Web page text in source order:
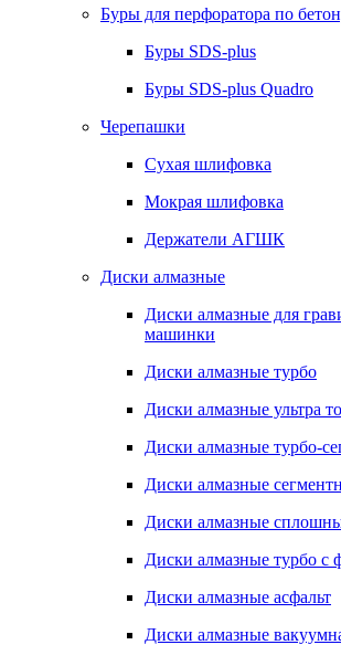
Буры для перфоратора по
Буры SDS-plus
Буры SDS-plus Quadro
Черепашки
Сухая шлифовка
Мокрая шлифовка
Держатели АГШК
Диски алмазные
Диски алмазные для
машинки
Диски алмазные турбо
Диски алмазные ультра
Диски алмазные турбо-
Диски алмазные
Диски алмазные
Диски алмазные турбо с
Диски алмазные асфальт
Диски алмазные